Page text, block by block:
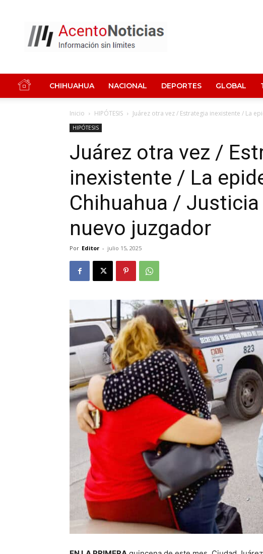
Noticias
CHIHUAHUA NACIONAL DEPORTES GLOBAL
Inicio HIPÓTESIS Juárez otra vez / Estrategia inexistente / La
HIPÓTESIS
Juárez otra vez /
inexistente / La
Chihuahua /
nuevo juzgador
Por Editor - julio 15, 2025